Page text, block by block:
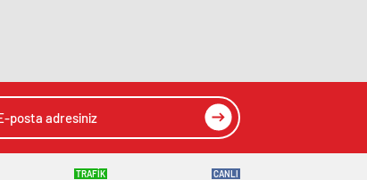
TRAFİK CANLI